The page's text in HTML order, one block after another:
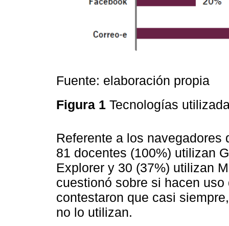
Fuente: elaboración propia
Figura 1 Tecnologías
Referente a los
81 docentes (100%) utilizan
Explorer y 30 (37%) utilizan
cuestionó sobre si hacen
contestaron que casi
no lo utilizan.